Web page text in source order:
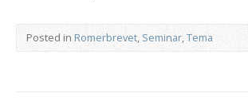
Posted in Romerbrevet,Seminar,Tema